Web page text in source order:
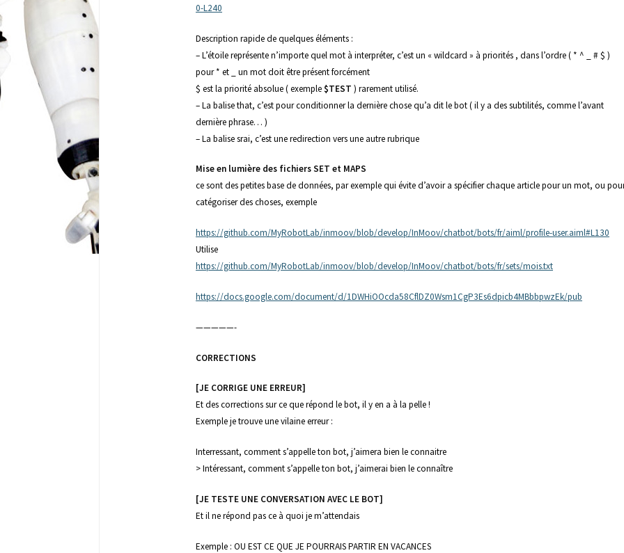
0-L240
Description rapide de quelques éléments :
– L’étoile représente n’importe quel mot à interpréter, c’est un « wildcard » à priorités , dans l’ordre ( * ^ _ # $ )
pour * et _ un mot doit être présent forcément
$ est la priorité absolue ( exemple$TEST ) rarement utilisé.
– La balise that, c’est pour conditionner la dernière chose qu’a dit le bot ( il y a des subtilités, comme l’avant
dernière phrase… )
– La balise srai, c’est une redirection vers une autre rubrique
Mise en lumière des fichiers SET et MAPS
ce sont des petites base de données, par exemple qui évite d’avoir a spécifier chaque article pour un mot, ou
catégoriser des choses, exemple
https://github.com/MyRobotLab/inmoov/blob/develop/InMoov/chatbot/bots/fr/aiml/profile-user.aiml#L130
Utilise
https://github.com/MyRobotLab/inmoov/blob/develop/InMoov/chatbot/bots/fr/sets/mois.txt
https://docs.google.com/document/d/1DWHiOOcda58CflDZ0Wsm1CgP3Es6dpicb4MBbbpwzEk/pub
—————-
CORRECTIONS
[JE CORRIGE UNE ERREUR]
Et des corrections sur ce que répond le bot, il y en a à la pelle !
Exemple je trouve une vilaine erreur :
Interressant, comment s’appelle ton bot, j’aimera bien le connaitre
> Intéressant, comment s’appelle ton bot, j’aimerai bien le connaître
[JE TESTE UNE CONVERSATION AVEC LE BOT]
Et il ne répond pas ce à quoi je m’attendais
Exemple : OU EST CE QUE JE POURRAIS PARTIR EN VACANCES